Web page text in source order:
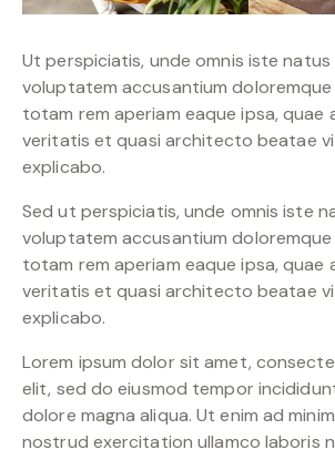
Ut perspiciatis, unde omnis iste
voluptatem accusantium doloremque
totam rem aperiam eaque ipsa, quae
veritatis et quasi architecto beatae
explicabo.
Sed ut perspiciatis, unde omnis iste
voluptatem accusantium doloremque
totam rem aperiam eaque ipsa, quae
veritatis et quasi architecto beatae
explicabo.
Lorem ipsum dolor sit amet,
elit, sed do eiusmod tempor
dolore magna aliqua. Ut enim ad
nostrud exercitation ullamco laboris